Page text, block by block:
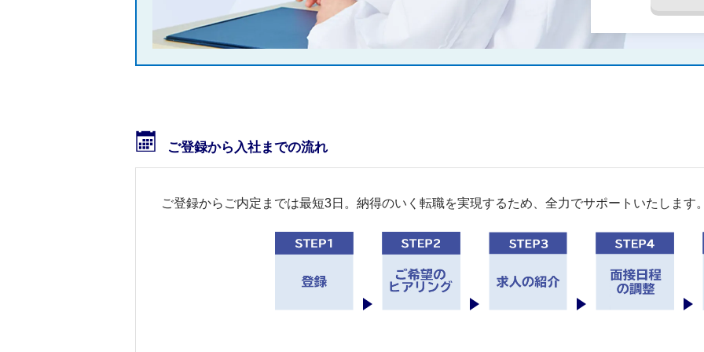
ご登録から入社までの流れ
ご登録からご内定までは最短3日。納得のいく転職を実現するため、全力でサポートいたします